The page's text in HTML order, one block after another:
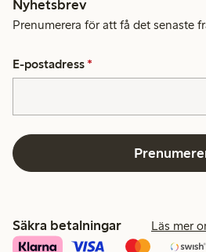
Nyhetsbrev
Prenumerera för att få det senaste
E-postadress *
Säkra betalningar Läs mer